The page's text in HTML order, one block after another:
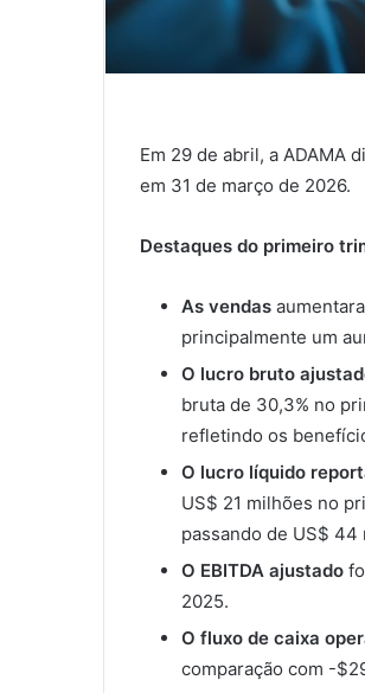
Em 29 de abril, a ADAMA
em 31 de março de 2026.
Destaques do primeiro
As vendas
principalmente um
O lucro bruto
bruta de 30,3% no
refletindo os
O lucro líquido
US$ 21 milhões no
passando de US$
O EBITDA ajustado
2025.
O fluxo de caixa
comparação com -